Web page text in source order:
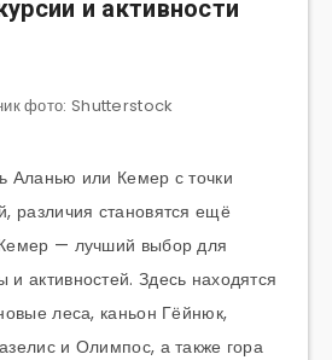
и активности
фото: Shutterstock
Аланью или Кемер с точки
различия становятся ещё
— лучший выбор для
активностей. Здесь находятся
леса, каньон Гёйнюк,
и Олимпос, а также гора